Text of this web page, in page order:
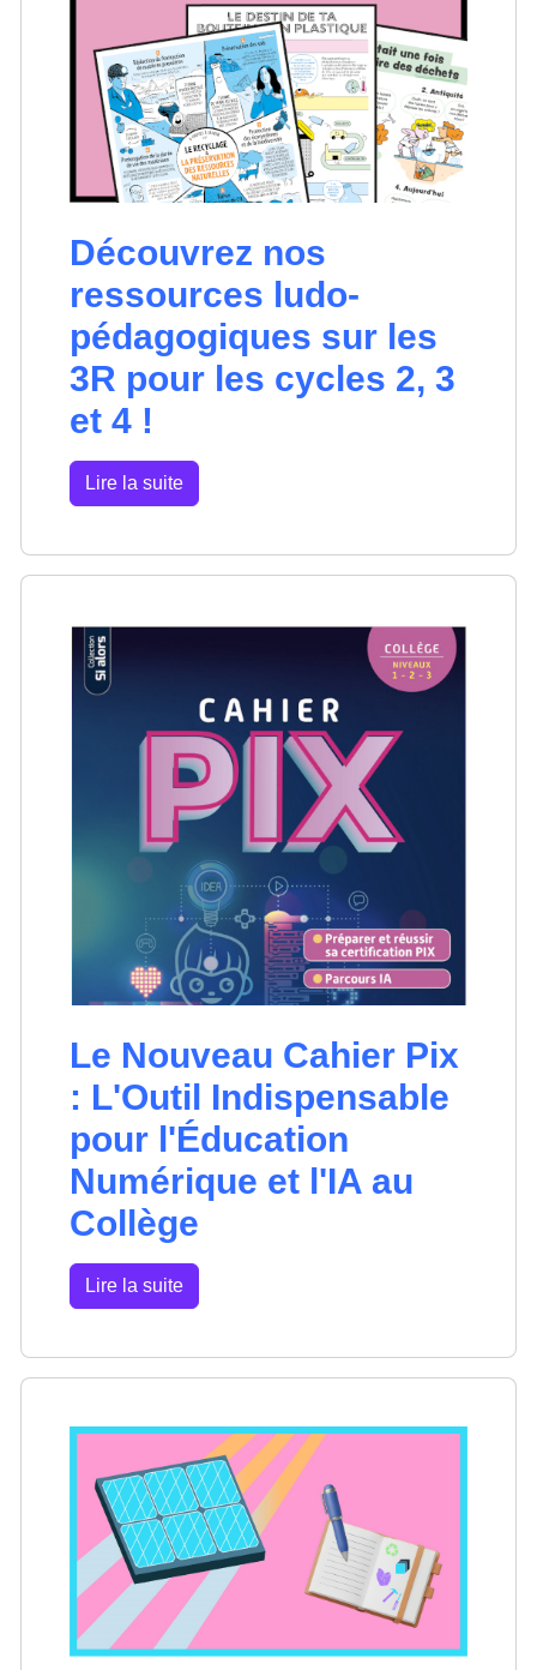
Découvrez nos
ressources ludo-
pédagogiques sur les
3R pour les cycles 2, 3
et 4 !
Lire la suite
Le Nouveau Cahier Pix
: L'Outil Indispensable
pour l'Éducation
Numérique et l'IA au
Collège
Lire la suite